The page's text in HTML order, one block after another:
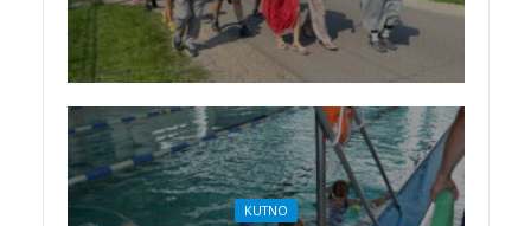
KUTNO